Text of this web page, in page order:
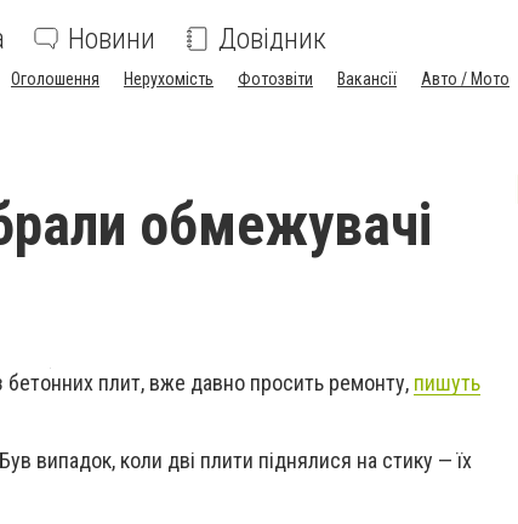
Новини Довідник
Оголошення Нерухомість Фотозвіти Вакансії Авто / Мото
обмежувачі
бетонних плит, вже давно просить ремонту, пишуть
випадок, коли дві плити піднялися на стику — їх